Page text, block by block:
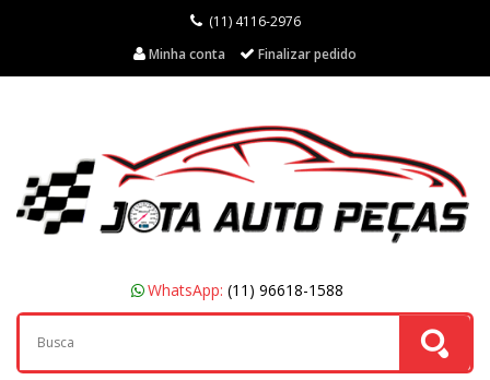
(11) 4116-2976
Minha conta
Finalizar pedido
WhatsApp: (11) 96618-1588